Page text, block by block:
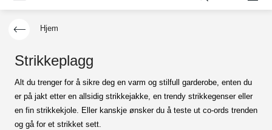
Hjem
Strikkeplagg
Alt du trenger for å sikre deg en varm og stilfull garderobe, enten du
er på jakt etter en allsidig strikkejakke, en trendy strikkegenser eller
en fin strikkekjole. Eller kanskje ønsker du å teste ut co-ords trenden
og gå for et strikket sett.